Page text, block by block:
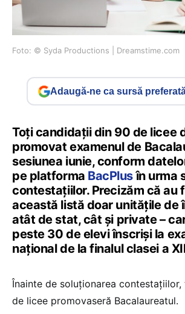
Foto: © Syda Productions | Dreamstime.com
Adaugă-ne ca sursă
Toți candidații din 90 de licee
promovat examenul de
sesiunea iunie, conform
pe platforma BacPlusîn urma
contestațiilor. Precizăm că au
această listă doar unitățile de
atât de stat, cât și private –
peste 30 de elevi înscriși la
național de la finalul clasei a
Înainte de soluționarea
de licee promovaseră Bacalaureatul.